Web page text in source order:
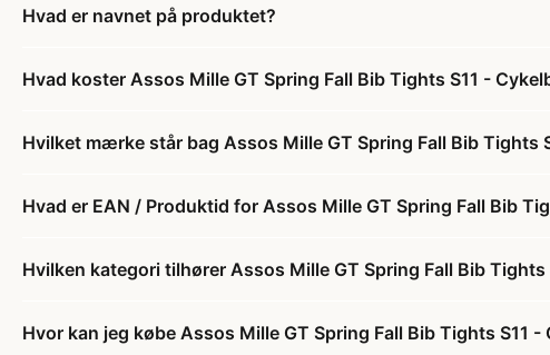
Hvad er navnet på produktet?
Hvad koster Assos Mille GT Spring Fall Bib Tights S11 -
Hvilket mærke står bag Assos Mille GT Spring Fall Bib Tights
Hvad er EAN / Produktid for Assos Mille GT Spring Fall Bib
Hvilken kategori tilhører Assos Mille GT Spring Fall Bib
Hvor kan jeg købe Assos Mille GT Spring Fall Bib Tights S11